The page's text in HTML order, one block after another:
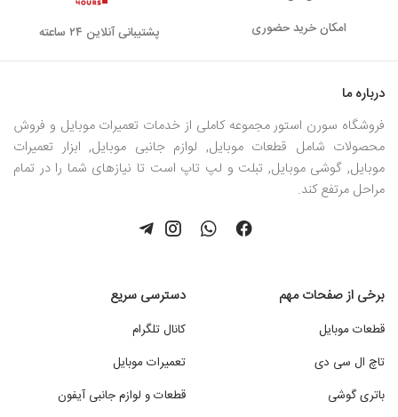
امکان خرید حضوری پشتیبانی آنلاین ۲۴ ساعته
درباره ما
فروشگاه سورن استور مجموعه کاملی از خدمات تعمیرات موبایل و فروش
محصولات شامل قطعات موبایل, لوازم جانبی موبایل, ابزار تعمیرات
موبایل, گوشی موبایل, تبلت و لپ تاپ است تا نیازهای شما را در تمام
مراحل مرتفع کند.
برخی از صفحات مهم
قطعات موبایل
تاچ ال سی دی
باتری گوشی
دسترسی سریع
کانال تلگرام
تعمیرات موبایل
قطعات و لوازم جانبی آیفون